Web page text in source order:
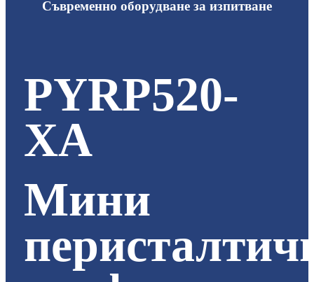
Съвременно оборудване за изпитване
PYRP520-
XA
Мини